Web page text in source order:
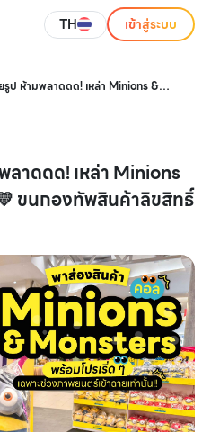
TH เข้าสู่ระบบ
รูป ห้ามพลาดดด! เหล่า Minions &
ลาดดด! เหล่า Minions
ขนกองทัพสินค้าลิขสิทธิ์